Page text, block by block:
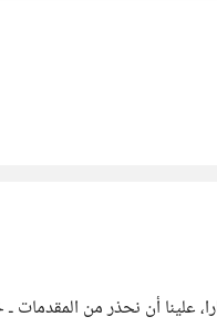
يكون المطلوب أن نتخد قرارا، علينا